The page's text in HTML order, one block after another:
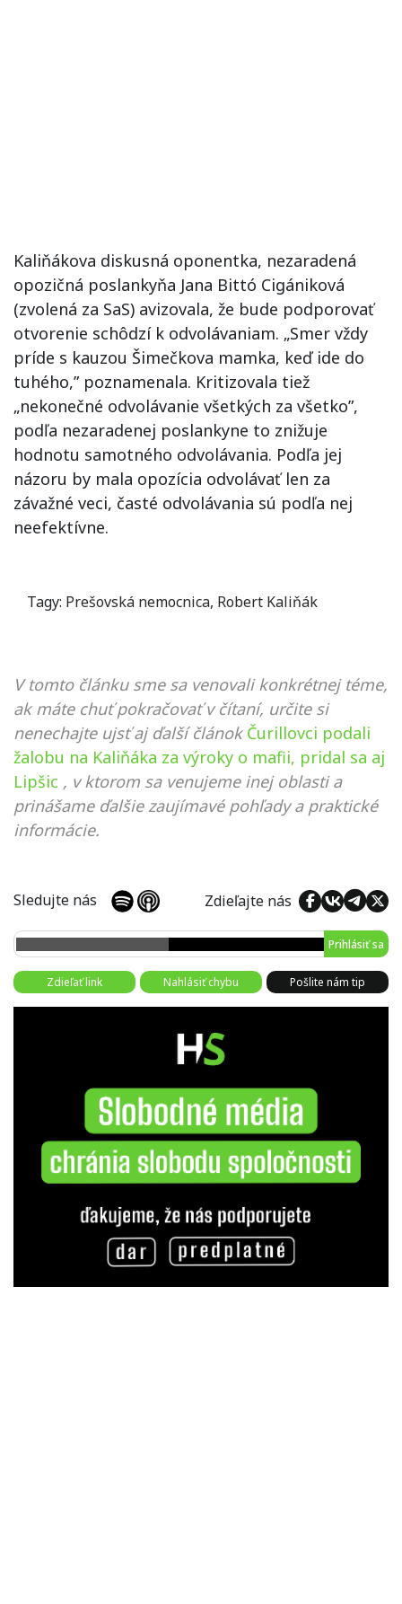
Kaliňákova diskusná oponentka, nezaradená
opozičná poslankyňa Jana Bittó Cigániková
(zvolená za SaS) avizovala, že bude podporovať
otvorenie schôdzí k odvolávaniam. „Smer vždy
príde s kauzou Šimečkova mamka, keď ide do
tuhého,” poznamenala. Kritizovala tiež
„nekonečné odvolávanie všetkých za všetko”,
podľa nezaradenej poslankyne to znižuje
hodnotu samotného odvolávania. Podľa jej
názoru by mala opozícia odvolávať len za
závažné veci, časté odvolávania sú podľa nej
neefektívne.
Tagy: Prešovská nemocnica, Robert Kaliňák
V tomto článku sme sa venovali konkrétnej téme,
ak máte chuť pokračovať v čítaní, určite si
nenechajte ujsť aj ďalší článok Čurillovci podali
žalobu na Kaliňáka za výroky o mafii, pridal sa aj
Lipšic , v ktorom sa venujeme inej oblasti a
prinášame ďalšie zaujímavé pohľady a praktické
informácie.
Sledujte nás Zdieľajte nás
Prihlásiť sa
Zdieľať link Nahlásiť chybu Pošlite nám tip